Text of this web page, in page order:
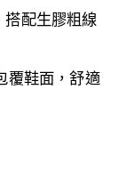
搭配生膠粗線
覆鞋面，舒適